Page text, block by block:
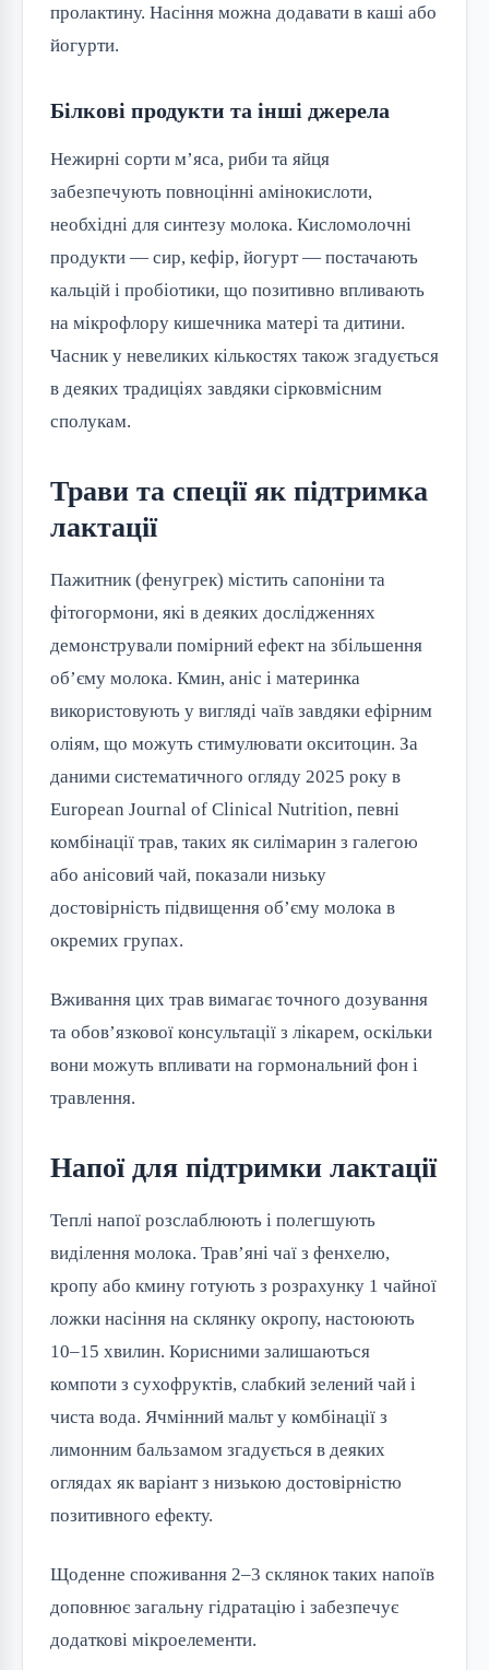
пролактину. Насіння можна додавати в каші або
йогурти.
Білкові продукти та інші джерела
Нежирні сорти м’яса, риби та яйця
забезпечують повноцінні амінокислоти,
необхідні для синтезу молока. Кисломолочні
продукти — сир, кефір, йогурт — постачають
кальцій і пробіотики, що позитивно впливають
на мікрофлору кишечника матері та дитини.
Часник у невеликих кількостях також згадується
в деяких традиціях завдяки сірковмісним
сполукам.
Трави та спеції як підтримка
лактації
Пажитник (фенугрек) містить сапоніни та
фітогормони, які в деяких дослідженнях
демонстрували помірний ефект на збільшення
об’єму молока. Кмин, аніс і материнка
використовують у вигляді чаїв завдяки ефірним
оліям, що можуть стимулювати окситоцин. За
даними систематичного огляду 2025 року в
European Journal of Clinical Nutrition, певні
комбінації трав, таких як силімарин з галегою
або анісовий чай, показали низьку
достовірність підвищення об’єму молока в
окремих групах.
Вживання цих трав вимагає точного дозування
та обов’язкової консультації з лікарем, оскільки
вони можуть впливати на гормональний фон і
травлення.
Напої для підтримки лактації
Теплі напої розслаблюють і полегшують
виділення молока. Трав’яні чаї з фенхелю,
кропу або кмину готують з розрахунку 1 чайної
ложки насіння на склянку окропу, настоюють
10–15 хвилин. Корисними залишаються
компоти з сухофруктів, слабкий зелений чай і
чиста вода. Ячмінний мальт у комбінації з
лимонним бальзамом згадується в деяких
оглядах як варіант з низькою достовірністю
позитивного ефекту.
Щоденне споживання 2–3 склянок таких напоїв
доповнює загальну гідратацію і забезпечує
додаткові мікроелементи.